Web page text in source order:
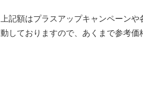
上記額はプラスアップキャンペーン
動しておりますので、あくまで参考価